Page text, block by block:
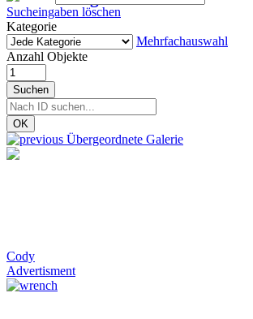
Sucheingaben löschen
Kategorie
Mehrfachauswahl
Anzahl Objekte
Suchen
OK
Übergeordnete Galerie
Cody
Advertisment